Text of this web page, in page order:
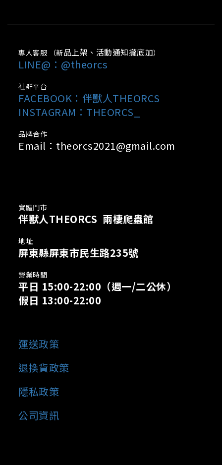
專人客服 （新品上架、活動通知攏底加）
LINE@：@theorcs
社群平台
FACEBOOK： 伴獸人THEORCS
INSTAGRAM：THEORCS_
品牌合作
Email：theorcs2021@gmail.com
實體門市
伴獸人THEORCS 兩棲爬蟲館
地址
屏東縣屏東市民生路235號
營業時間
平日 15:00-22:00 （週一/二公休）
假日 13:00-22:00
運送政策
退換貨政策
隱私政策
公司資訊